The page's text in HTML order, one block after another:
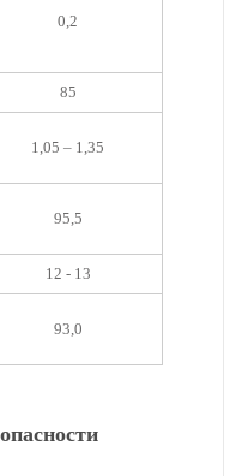
0,2
85
1,05 – 1,35
95,5
12 - 13
93,0